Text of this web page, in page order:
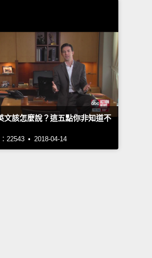
文該怎麼說？這五點你非知道不
22543 • 2018-04-14